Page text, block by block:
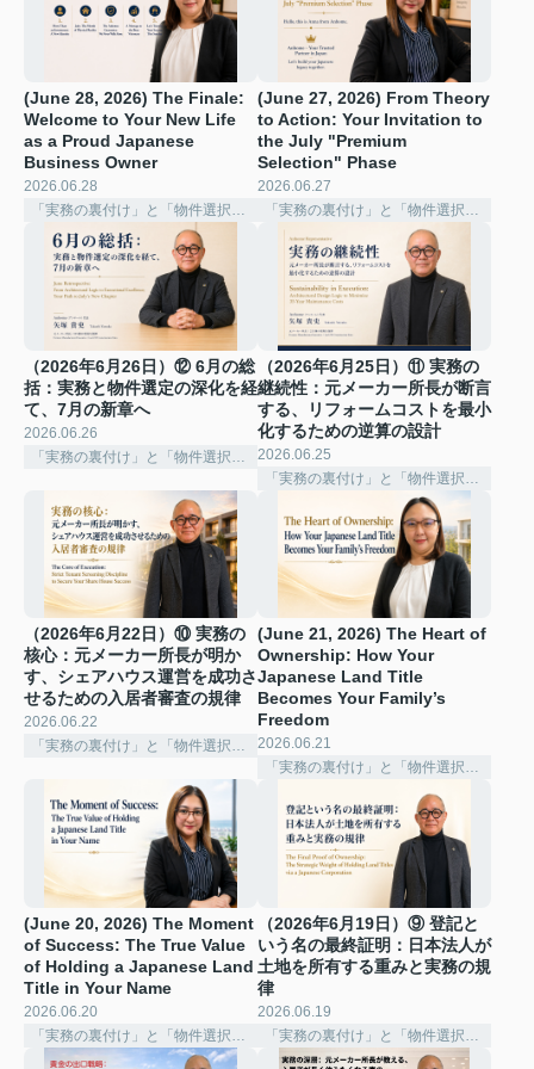
(June 28, 2026) The Finale:
Welcome to Your New Life
as a Proud Japanese
Business Owner
2026.06.28
「実務の裏付け」と「物件選択の深化」
(June 27, 2026) From Theory
to Action: Your Invitation to
the July "Premium
Selection" Phase ️
2026.06.27
「実務の裏付け」と「物件選択の深化」
（2026年6月26日）⑫ 6月の総
括：実務と物件選定の深化を経
て、7月の新章へ
2026.06.26
（2026年6月25日）⑪ 実務の
継続性：元メーカー所長が断言
する、リフォームコストを最小
化するための逆算の設計
2026.06.25
（2026年6月22日）⑩ 実務の
核心：元メーカー所長が明か
す、シェアハウス運営を成功さ
せるための入居者審査の規律
2026.06.22
「実務の裏付け」と「物件選択の深化」
(June 21, 2026) The Heart of
Ownership: How Your
Japanese Land Title
Becomes Your Family’s
Freedom
2026.06.21
「実務の裏付け」と「物件選択の深化」
(June 20, 2026) The Moment
of Success: The True Value
of Holding a Japanese Land
Title in Your Name
2026.06.20
（2026年6月19日）⑨ 登記と
いう名の最終証明：日本法人が
土地を所有する重みと実務の規
律
2026.06.19